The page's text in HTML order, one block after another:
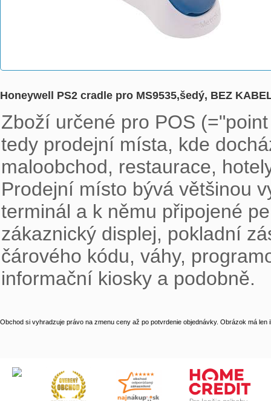
Honeywell PS2 cradle pro MS9535,šedý, BEZ
Zboží určené pro POS
tedy prodejní místa, kde
maloobchod, restaurace,
Prodejní místo bývá většinou
terminál a k němu připojené
zákaznický displej, pokladní
čárového kódu, váhy,
informační kiosky a podobně.
Obchod si vyhradzuje právo na zmenu ceny až po potvrdenie objednávky. Obrázok má len